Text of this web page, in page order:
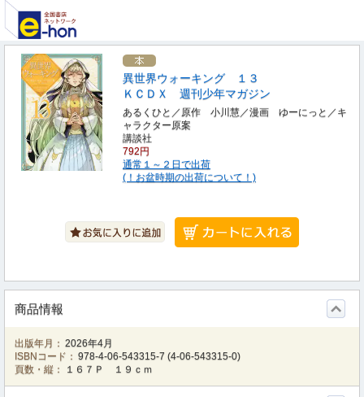
異世界ウォーキング １３
ＫＣＤＸ 週刊少年マガジン
あるくひと／原作 小川慧／漫画 ゆーにっと／キ
ャラクター原案
講談社
792円
通常１～２日で出荷
(！お盆時期の出荷について！)
商品情報
出版年月： 2026年4月
ISBNコード： 978-4-06-543315-7 (4-06-543315-0)
頁数・縦：
１６７Ｐ １９ｃｍ